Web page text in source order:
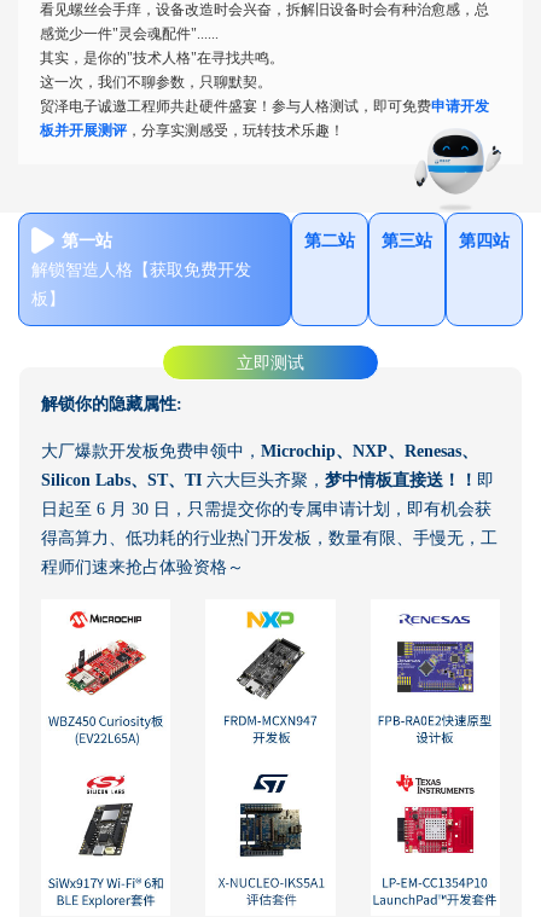
看见螺丝会手痒，设备改造时会兴奋，拆解旧设备时会有种治愈感，总
感觉少一件"灵会魂配件"......
其实，是你的"技术人格"在寻找共鸣。
这一次，我们不聊参数，只聊默契。
贸泽电子诚邀工程师共赴硬件盛宴！参与人格测试，即可免费申请开发
板并开展测评，分享实测感受，玩转技术乐趣！
第一站
解锁智造人格【获取免费开发
板】
第二站 第三站 第四站
立即测试
解锁你的隐藏属性:
大厂爆款开发板免费申领中， Microchip、NXP、Renesas、
Silicon Labs、ST、TI六大巨头齐聚， 梦中情板直接送！！ 即
日起至 6 月 30 日，只需提交你的专属申请计划，即有机会获
得高算力、低功耗的行业热门开发板，数量有限、手慢无，工
程师们速来抢占体验资格～